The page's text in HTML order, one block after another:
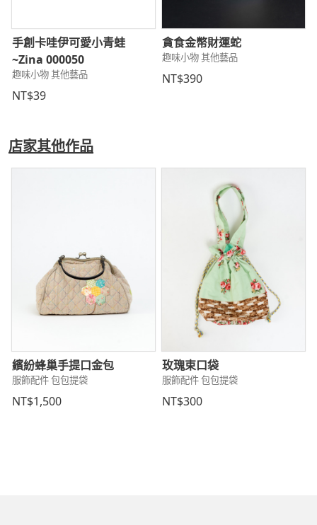
手創卡哇伊可愛小青蛙
~Zina 000050
趣味小物 其他藝品
NT$39
貪食金幣財運蛇
趣味小物 其他藝品
NT$390
店家其他作品
繽紛蜂巢手提口金包
服飾配件 包包提袋
NT$1,500
玫瑰束口袋
服飾配件 包包提袋
NT$300